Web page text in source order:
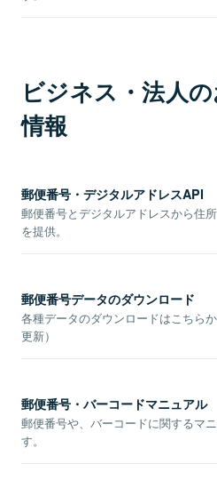
ビジネス・法人
情報
郵便番号・デジタルアドレスAPI
郵便番号とデジタルアドレスから住
を提供。
郵便番号データのダウンロード
各種データのダウンロードはこちら
更新）
郵便番号・バーコードマニュアル
郵便番号や、バーコードに関するマ
す。